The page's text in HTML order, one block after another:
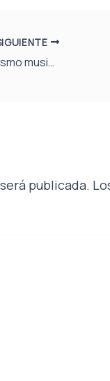
Mariola Rock 2015, el poder del altruismo musical
publicada.